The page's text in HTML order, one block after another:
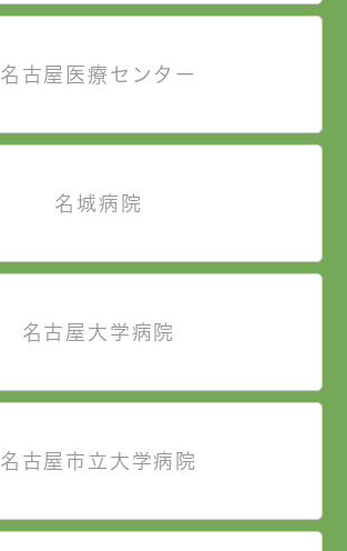
名古屋医療センター
名城病院
名古屋大学病院
名古屋市立大学病院